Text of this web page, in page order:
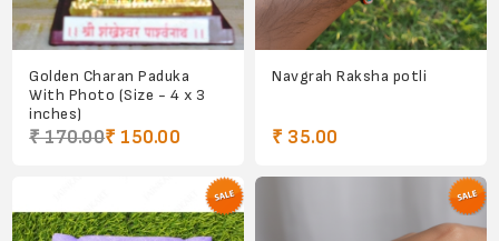
Golden Charan Paduka
With Photo (Size - 4 x 3
inches)
₹ 170.00₹ 150.00
Navgrah Raksha potli
₹ 35.00